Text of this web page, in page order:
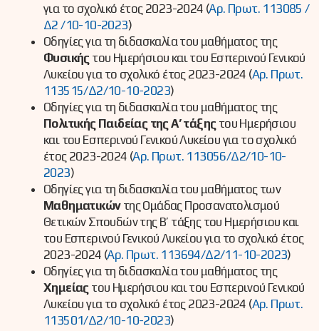
για το σχολικό έτος 2023-2024 (Αρ. Πρωτ. 113085 /
Δ2 /10-10-2023)
Οδηγίες για τη διδασκαλία του μαθήματος της
Φυσικής του Ημερήσιου και του Εσπερινού Γενικού
Λυκείου για το σχολικό έτος 2023-2024 (Αρ. Πρωτ.
113515/Δ2/10-10-2023)
Οδηγίες για τη διδασκαλία του μαθήματος της
Πολιτικής Παιδείας της Α’ τάξης του Ημερήσιου
και του Εσπερινού Γενικού Λυκείου για το σχολικό
έτος 2023-2024 (Αρ. Πρωτ. 113056/Δ2/10-10-
2023)
Οδηγίες για τη διδασκαλία του μαθήματος των
Μαθηματικώντης Ομάδας Προσανατολισμού
Θετικών Σπουδών της Β’ τάξης του Ημερήσιου και
του Εσπερινού Γενικού Λυκείου για το σχολικό έτος
2023-2024 (Αρ. Πρωτ. 113694/Δ2/11-10-2023)
Οδηγίες για τη διδασκαλία του μαθήματος της
Χημείας του Ημερήσιου και του Εσπερινού Γενικού
Λυκείου για το σχολικό έτος 2023-2024 (Αρ. Πρωτ.
113501/Δ2/10-10-2023)